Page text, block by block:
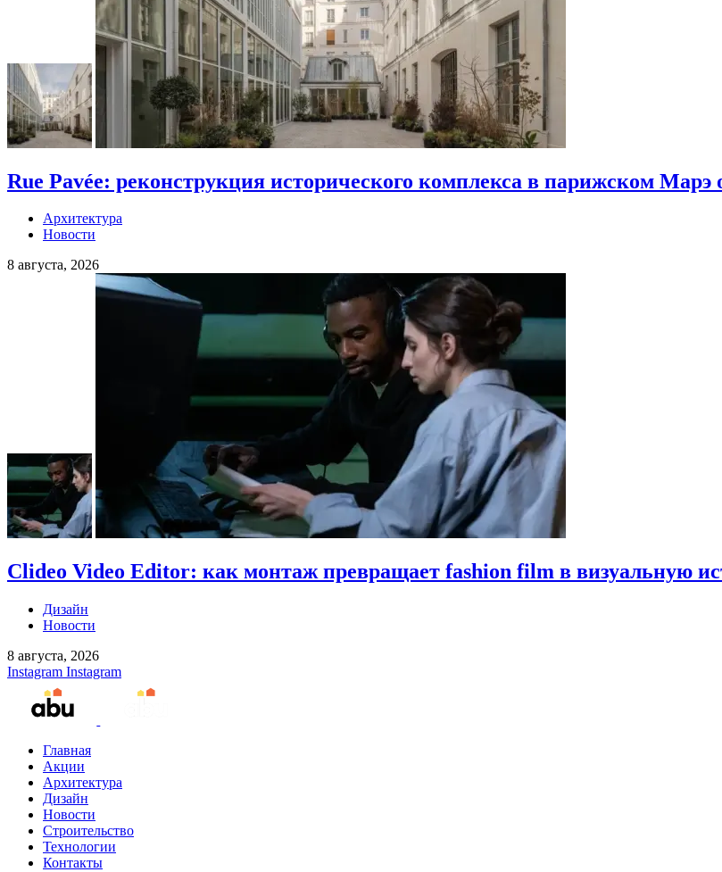
Rue Pavée: реконструкция исторического комплекса в парижском Марэ
Архитектура
Новости
8 августа, 2026
Clideo Video Editor: как монтаж превращает fashion film в визуальную
Дизайн
Новости
8 августа, 2026
Instagram Instagram
Главная
Акции
Архитектура
Дизайн
Новости
Строительство
Технологии
Контакты